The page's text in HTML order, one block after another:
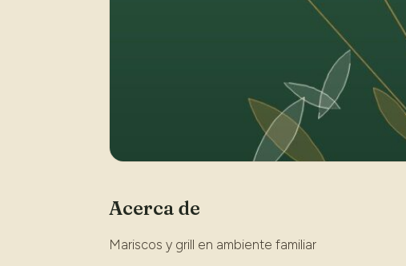
Acerca de
Mariscos y grill en ambiente familiar